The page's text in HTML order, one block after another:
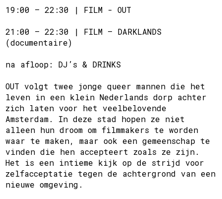
19:00 – 22:30 | FILM - OUT
21:00 – 22:30 | FILM – DARKLANDS
(documentaire)
na afloop: DJ’s & DRINKS
OUT volgt twee jonge queer mannen die het
leven in een klein Nederlands dorp achter
zich laten voor het veelbelovende
Amsterdam. In deze stad hopen ze niet
alleen hun droom om filmmakers te worden
waar te maken, maar ook een gemeenschap te
vinden die hen accepteert zoals ze zijn.
Het is een intieme kijk op de strijd voor
zelfacceptatie tegen de achtergrond van een
nieuwe omgeving.